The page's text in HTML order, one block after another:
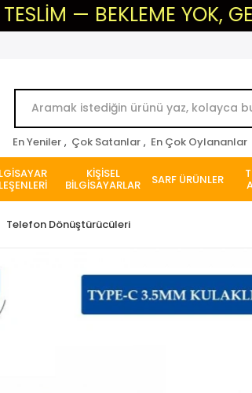
BEKLEME YOK,
En Yeniler , Çok Satanlar , En Çok Oylananlar
KİŞİSEL
BİLGİSAYARLAR SARF ÜRÜNLER
Telefon Dönüştürücüleri